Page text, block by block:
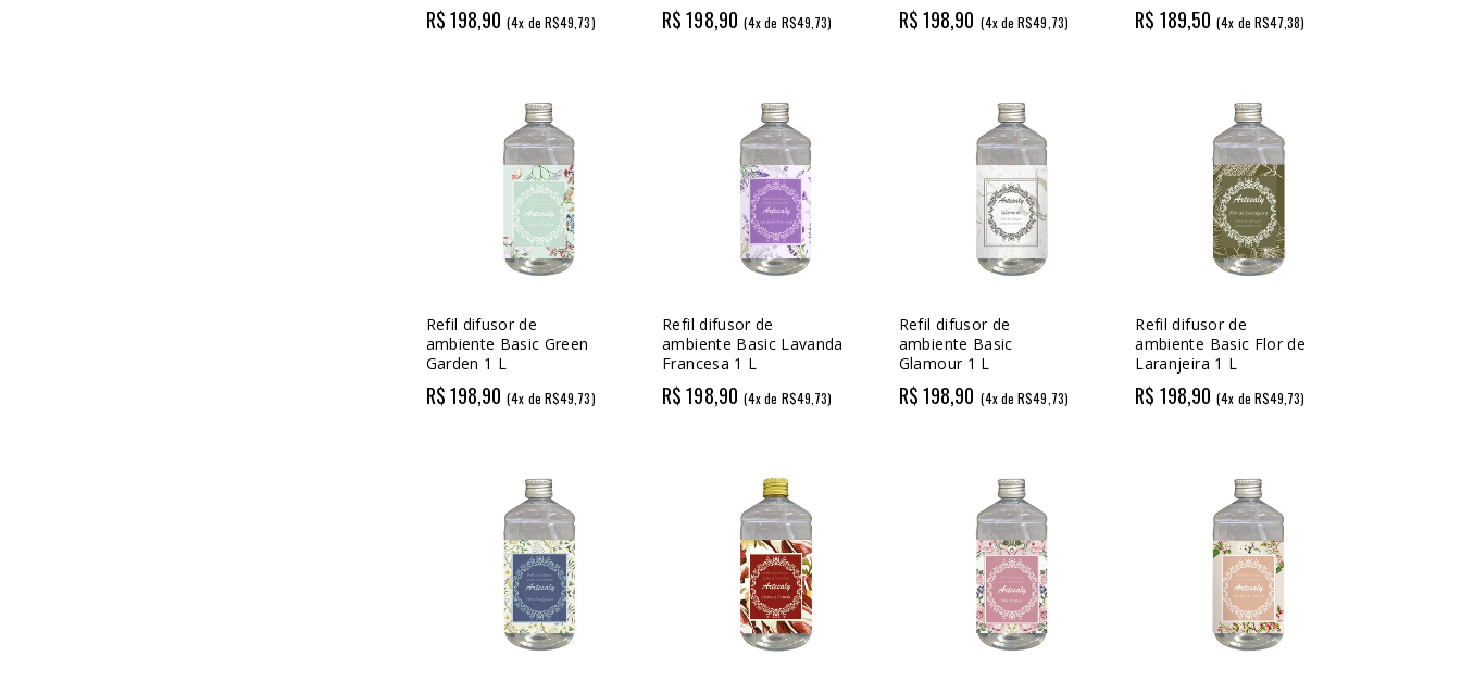
R$ 198,90 (4x de R$49,73) R$ 198,90 (4x de R$49,73) R$ 198,90 (4x de R$49,73) R$ 189,50 (4x de R$47,38)
Refil difusor de
ambiente Basic Green
Garden 1 L
R$ 198,90 (4x de R$49,73)
Refil difusor de
ambiente Basic Lavanda
Francesa 1 L
R$ 198,90 (4x de R$49,73)
Refil difusor de
ambiente Basic
Glamour 1 L
R$ 198,90 (4x de R$49,73)
Refil difusor de
ambiente Basic Flor de
Laranjeira 1 L
R$ 198,90 (4x de R$49,73)